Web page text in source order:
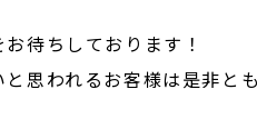
待ちしております！
思われるお客様は是非と